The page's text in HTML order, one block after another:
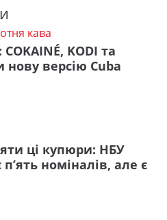
кава
KODI та
нову версію Cuba
ці купюри: НБУ
номіналів, але є